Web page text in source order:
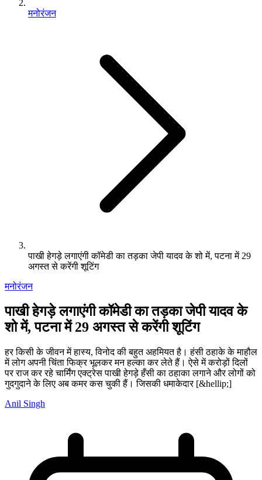
मनोरंजन
पाखी हेगड़े लगाएंगी कॉमेडी का तड़का जेपी यादव के शो में, पटना में 29
अगस्त से करेंगी शूटिंग
मनोरंजन
पाखी हेगड़े लगाएंगी कॉमेडी का तड़का जेपी यादव के
शो में, पटना में 29 अगस्त से करेंगी शूटिंग
हर किसी के जीवन में हास्य, विनोद की बहुत अहमियत है। हंसी ठहाके के माहौल
में लोग अपनी चिंता फिक्र भूलकर मन हल्का कर लेते हैं। ऐसे में करोड़ों दिलों
पर राज कर रहे चार्मिंग एक्ट्रेस पाखी हेगड़े हँसी का ठहाका लगाने और लोगों को
गुदगुदाने के लिए अब कमर कस चुकी हैं। जिसकी धमाकेदार [&hellip;]
Anil Singh